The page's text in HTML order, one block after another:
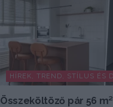
HÍREK, TREND, STÍLUS ÉS
Összeköltöző pár 56